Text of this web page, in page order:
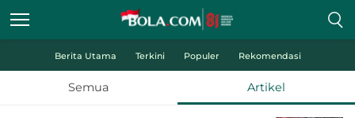
Berita Utama Terkini Populer Rekomendasi
Semua Artikel